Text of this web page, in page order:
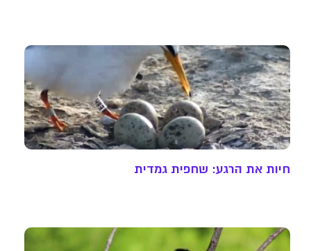
חיות את הרגע: שחפית גמדית